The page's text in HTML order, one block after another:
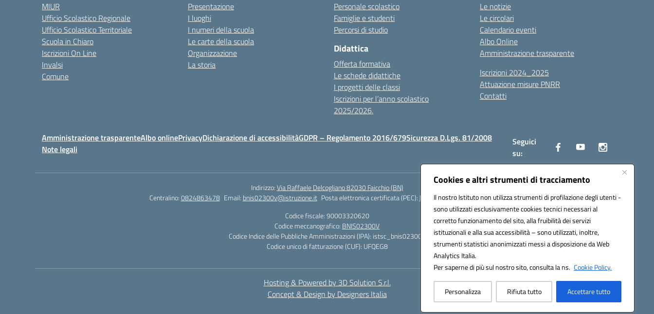
Cookies e altri strumenti di tracciamento
Il nostro Istituto non utilizza strumenti di profilazione degli utenti -
sono utilizzati esclusivamente cookies tecnici necessari al
corretto funzionamento del sito, alla fruibilità dei servizi
istituzionali e alla sua accessibilità – sono utilizzati, inoltre,
strumenti statistici anonimizzati messi a disposizione da Web
Analytics Italia.
Per saperne di più sul nostro sito, consulta la ns. Cookie Policy.
Personalizza Rifiuta tutto Accettare tutto
MIUR
Ufficio Scolastico Regionale
Ufficio Scolastico Territoriale
Scuola in Chiaro
Iscrizioni On Line
Invalsi
Comune
Presentazione
I luoghi
I numeri della scuola
Le carte della scuola
Organizzazione
La storia
Personale scolastico
Famiglie e studenti
Percorsi di studio
Didattica
Offerta formativa
Le schede didattiche
I progetti delle classi
Iscrizioni per l’anno scolastico
2025/2026.
Le notizie
Le circolari
Calendario eventi
Albo Online
Amministrazione trasparente
Iscrizioni 2024_2025
Attuazione misure PNRR
Contatti
Amministrazione trasparenteAlbo onlinePrivacyDichiarazione di accessibilitàGDPR – Regolamento 2016/679Sicurezza D.Lgs. 81/2008
Note legali
Seguici
su:
Indirizzo:Via Raffaele Delcogliano 82030 Faicchio (BN)
Centralino:0824863478 Email: bnis02300v@istruzione.it Posta elettronica certificata (PEC): bnis02300v@pec.istruzione.it
Codice fiscale: 90003320620
Codice meccanografico: BNIS02300V
Codice Indice delle Pubbliche Amministrazioni (IPA): istsc_bnis02300v
Codice unico di fatturazione (CUF): UFQEG8
Hosting & Powered by 3D Solution S.r.l.
Concept & Design by Designers Italia